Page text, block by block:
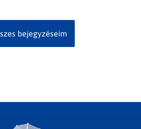
bejegyzéseim